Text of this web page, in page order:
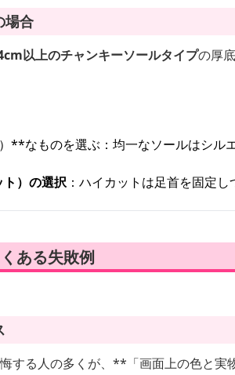
場合
以上のチャンキーソールタイプの厚
**なものを選ぶ：均一なソールはシル
）の選択 ：ハイカットは足首を固定
ある失敗例
する人の多くが、**「画面上の色と